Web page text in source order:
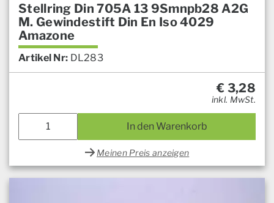
Stellring Din 705A 13 9Smnpb28 A2G
M. Gewindestift Din En Iso 4029
Amazone
Artikel Nr: DL283
€ 3,28
inkl. MwSt.
In den Warenkorb
Meinen Preis anzeigen